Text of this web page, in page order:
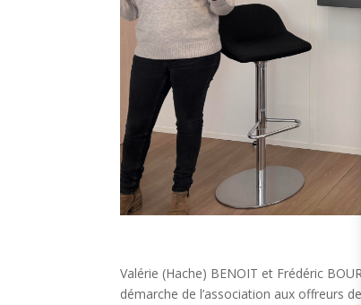
Valérie (Hache) BENOIT et Frédéric
démarche de l’association aux offreurs